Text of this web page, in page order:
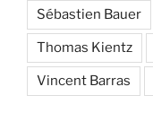
Sébastien Bauer
Thomas Kientz
Vincent Barras